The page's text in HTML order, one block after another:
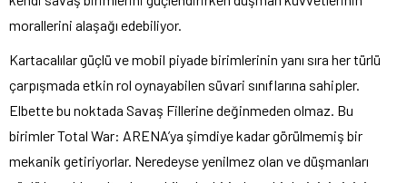
morallerini alaşağı edebiliyor.
Kartacalılar güçlü ve mobil piyade birimlerinin yanı sıra her türlü
çarpışmada etkin rol oynayabilen süvari sınıflarına sahipler.
Elbette bu noktada Savaş Fillerine değinmeden olmaz. Bu
birimler Total War: ARENA’ya şimdiye kadar görülmemiş bir
mekanik getiriyorlar. Neredeyse yenilmez olan ve düşmanları